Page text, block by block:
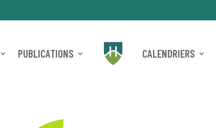
PUBLICATIONS CALENDRIERS